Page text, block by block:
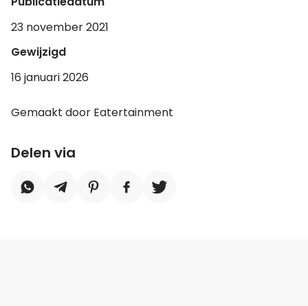
23 november 2021
Gewijzigd
16 januari 2026
Gemaakt door Eatertainment
Delen via